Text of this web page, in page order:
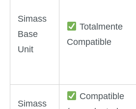
Simass
Base
Unit
Totalmente
Compatible
Simass
Compatible